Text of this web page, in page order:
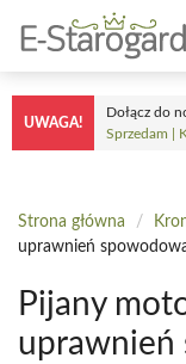
treści
UWAGA!
Dołącz do
Sprzedam |
Strona główna /
uprawnień
Pijany
uprawnień